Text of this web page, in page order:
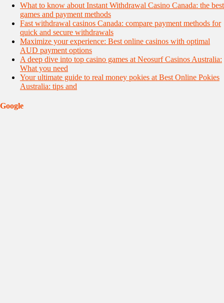
What to know about Instant Withdrawal Casino Canada: the best
games and payment methods
Fast withdrawal casinos Canada: compare payment methods for
quick and secure withdrawals
Maximize your experience: Best online casinos with optimal
AUD payment options
A deep dive into top casino games at Neosurf Casinos Australia:
What you need
Your ultimate guide to real money pokies at Best Online Pokies
Australia: tips and
Google